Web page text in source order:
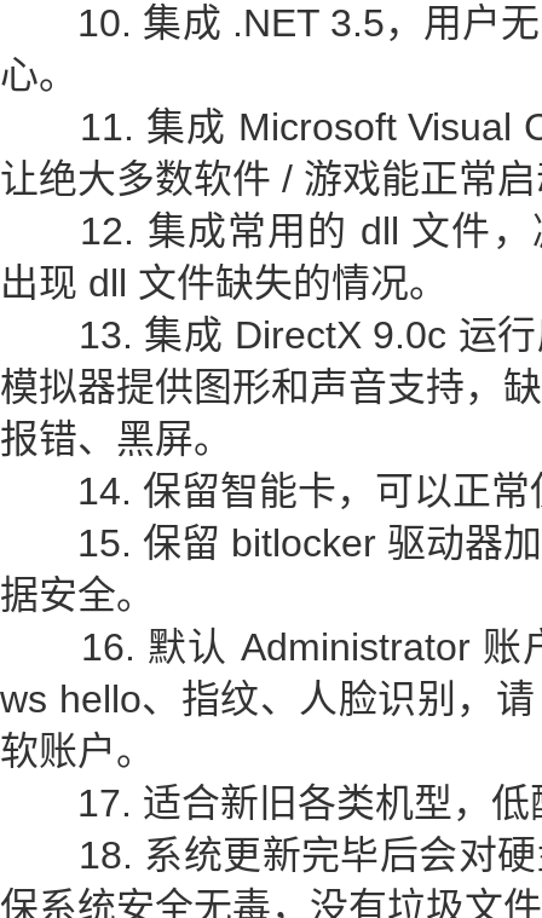
10. 集成 .NET 3.5，用户无
心。
11. 集成 Microsoft Visual
让绝大多数软件 / 游戏能正常
12. 集成常用的 dll 文件，
出现 dll 文件缺失的情况。
13. 集成 DirectX 9.0c 运行
模拟器提供图形和声音支持，
报错、黑屏。
14. 保留智能卡，可以正常
15. 保留 bitlocker 驱动器加
据安全。
16. 默认 Administrator 账
ws hello、指纹、人脸识别，
软账户。
17. 适合新旧各类机型，低
18. 系统更新完毕后会对硬
保系统安全无毒，没有垃圾文